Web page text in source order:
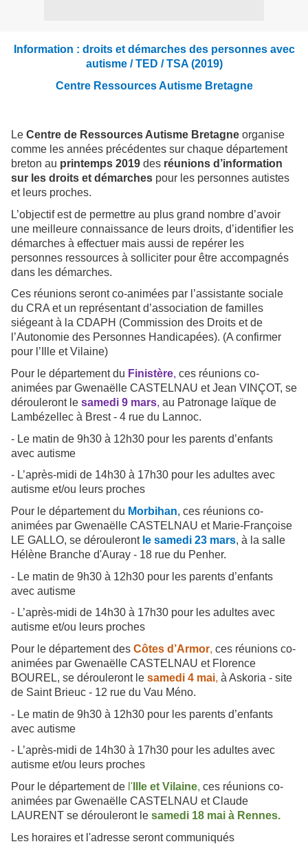
Information : droits et démarches des personnes avec
autisme / TED / TSA (2019)
Centre Ressources Autisme Bretagne
Le Centre de Ressources Autisme Bretagne organise
comme les années précédentes sur chaque département
breton au printemps 2019 des réunions d’information
sur les droits et démarches pour les personnes autistes
et leurs proches.
L’objectif est de permettre au plus grand nombre d’avoir
une meilleure connaissance de leurs droits, d’identifier les
démarches à effectuer mais aussi de repérer les
personnes ressources à solliciter pour être accompagnés
dans les démarches.
Ces réunions seront co-animées par l’assistante sociale
du CRA et un représentant d’association de familles
siégeant à la CDAPH (Commission des Droits et de
l’Autonomie des Personnes Handicapées). (A confirmer
pour l’Ille et Vilaine)
Pour le département du Finistère, ces réunions co-
animées par Gwenaëlle CASTELNAU et Jean VINÇOT, se
dérouleront le samedi 9 mars, au Patronage laïque de
Lambézellec à Brest - 4 rue du Lannoc.
- Le matin de 9h30 à 12h30 pour les parents d’enfants
avec autisme
- L’après-midi de 14h30 à 17h30 pour les adultes avec
autisme et/ou leurs proches
Pour le département du Morbihan, ces réunions co-
animées par Gwenaëlle CASTELNAU et Marie-Françoise
LE GALLO, se dérouleront le samedi 23 mars, à la salle
Hélène Branche d'Auray - 18 rue du Penher.
- Le matin de 9h30 à 12h30 pour les parents d’enfants
avec autisme
- L’après-midi de 14h30 à 17h30 pour les adultes avec
autisme et/ou leurs proches
Pour le département des Côtes d’Armor, ces réunions co-
animées par Gwenaëlle CASTELNAU et Florence
BOUREL, se dérouleront le samedi 4 mai, à Askoria - site
de Saint Brieuc - 12 rue du Vau Méno.
- Le matin de 9h30 à 12h30 pour les parents d’enfants
avec autisme
- L’après-midi de 14h30 à 17h30 pour les adultes avec
autisme et/ou leurs proches
Pour le département de l' Ille et Vilaine, ces réunions co-
animées par Gwenaëlle CASTELNAU et Claude
LAURENT se dérouleront le samedi 18 mai à Rennes.
Les horaires et l'adresse seront communiqués